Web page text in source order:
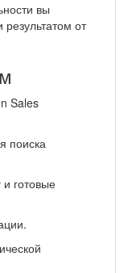
вы
от
Sales
поиска
готовые